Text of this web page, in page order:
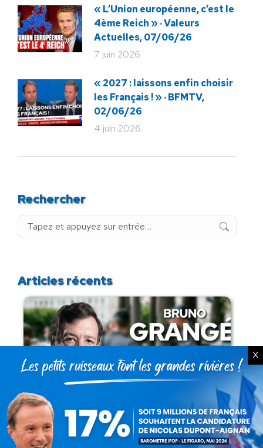
« L’Union européenne, c’est le
4ème Reich » · Valeurs
Actuelles, 07/06/26
7 juin 2026
« 2027 : laissons enfin choisir
les Français ! » · BFMTV,
02/06/26
4 juin 2026
Rechercher
Recherche
Articles récents
Présomption de légitimité de l’usage des
armes par les forces de l’ordre
X